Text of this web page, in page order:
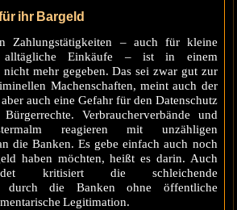
ihr Bargeld
Zahlungstätigkeiten – auch für kleine
alltägliche Einkäufe – ist in einem
nicht mehr gegeben. Das sei zwar gut zur
Machenschaften, meint auch der
auch eine Gefahr für den Datenschutz
Verbraucherverbände und
reagieren mit unzähligen
die Banken. Es gebe einfach auch noch
haben möchten, heißt es darin. Auch
kritisiert die schleichende
durch die Banken ohne öffentliche
Legitimation.